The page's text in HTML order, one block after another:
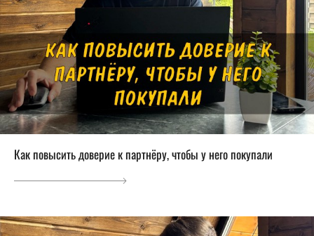
Как повысить доверие к партнёру, чтобы у него покупали